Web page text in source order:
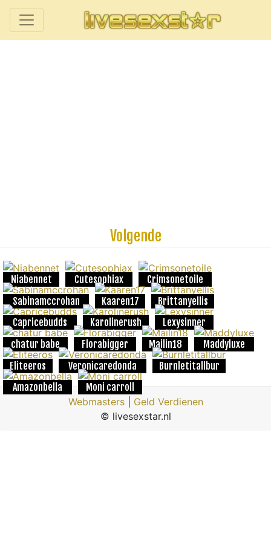
Volgende
Niabennet Cutesophiax
Crimsonetoile
Sabinamccrohan
Kaaren17
Brittanyellis
Capricebudds
Karolinerush
Lexysinner
chatur babe
Florabigger Mailin18
Maddyluxe
Eliteeros
Veronicaredonda
Burnletitallbur
Amazonbella
Moni carroll
Webmasters| Geld Verdienen
© livesexstar.nl